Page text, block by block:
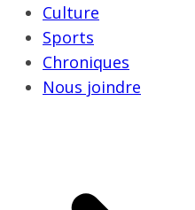
Culture
Sports
Chroniques
Nous joindre